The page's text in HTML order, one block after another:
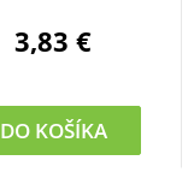
3,83 €
DO KOŠÍKA